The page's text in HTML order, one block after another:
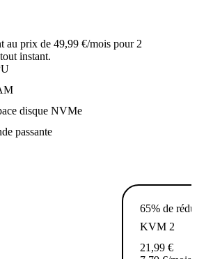
au prix de 49,99 €/mois pour 2
instant.
disque NVMe
passante
65% de
KVM 2
21,99 €